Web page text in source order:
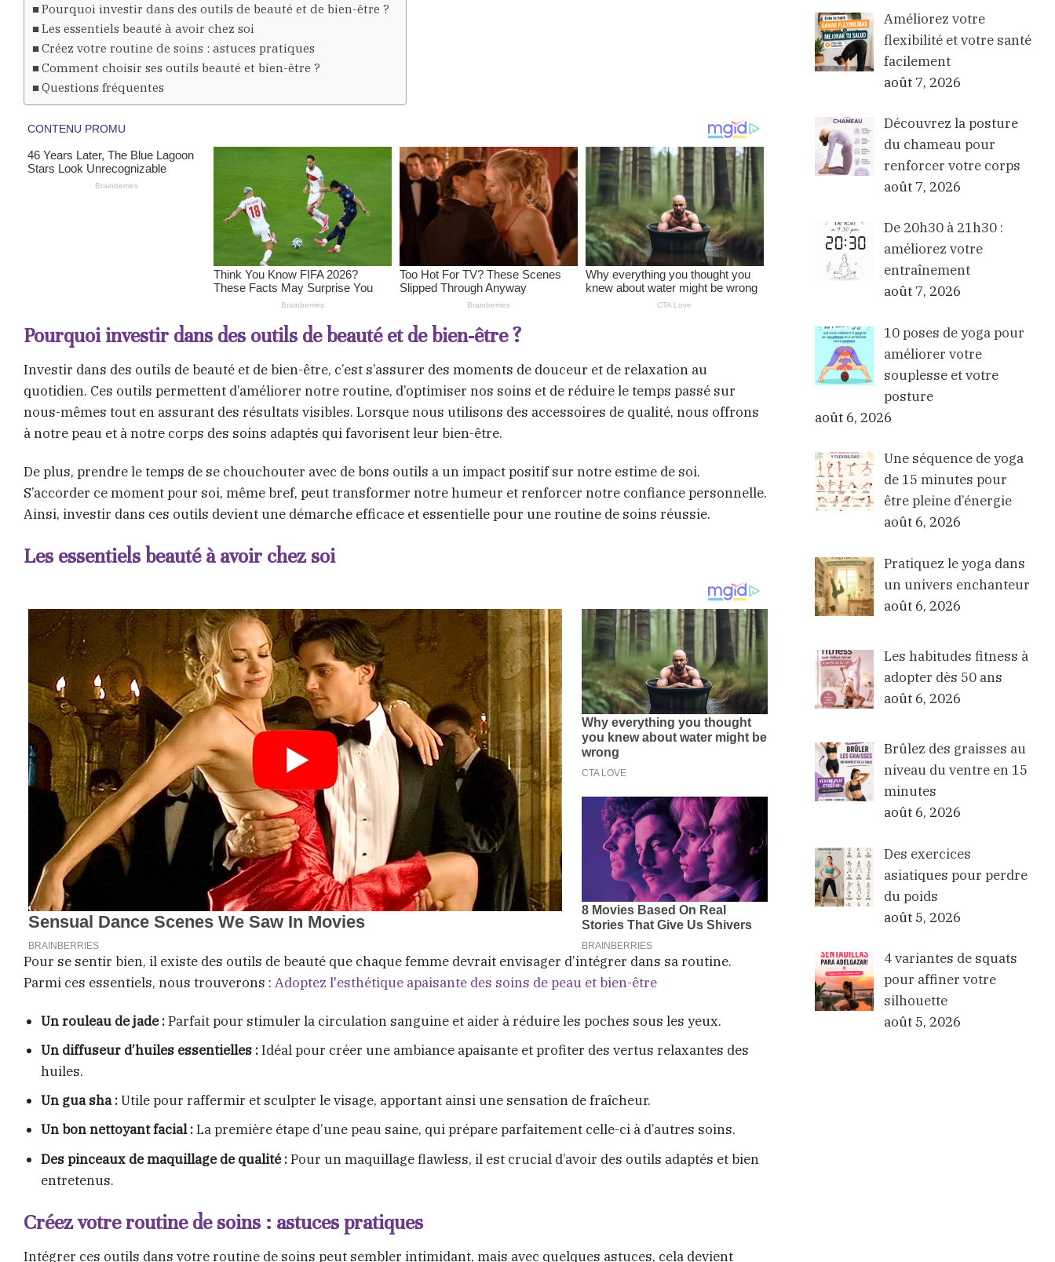
Pourquoi investir dans des outils de beauté et de bien-être ?
Les essentiels beauté à avoir chez soi
Créez votre routine de soins : astuces pratiques
Comment choisir ses outils beauté et bien-être ?
Questions fréquentes
Pourquoi investir dans des outils de beauté et de bien-être ?
Investir dans des outils de beauté et de bien-être, c’est s’assurer des moments de douceur et de relaxation au
quotidien. Ces outils permettent d’améliorer notre routine, d’optimiser nos soins et de réduire le temps passé sur
nous-mêmes tout en assurant des résultats visibles. Lorsque nous utilisons des accessoires de qualité, nous offrons
à notre peau et à notre corps des soins adaptés qui favorisent leur bien-être.
De plus, prendre le temps de se chouchouter avec de bons outils a un impact positif sur notre estime de soi.
S’accorder ce moment pour soi, même bref, peut transformer notre humeur et renforcer notre confiance personnelle.
Ainsi, investir dans ces outils devient une démarche efficace et essentielle pour une routine de soins réussie.
Les essentiels beauté à avoir chez soi
Pour se sentir bien, il existe des outils de beauté que chaque femme devrait envisager d’intégrer dans sa routine.
Parmi ces essentiels, nous trouverons : Adoptez l'esthétique apaisante des soins de peau et bien-être
Un rouleau de jade :Parfait pour stimuler la circulation sanguine et aider à réduire les poches sous les yeux.
Un diffuseur d’huiles essentielles :Idéal pour créer une ambiance apaisante et profiter des vertus relaxantes des
huiles.
Un gua sha :Utile pour raffermir et sculpter le visage, apportant ainsi une sensation de fraîcheur.
Un bon nettoyant facial :La première étape d’une peau saine, qui prépare parfaitement celle-ci à d’autres soins.
Des pinceaux de maquillage de qualité :Pour un maquillage flawless, il est crucial d’avoir des outils adaptés et bien
entretenus.
Créez votre routine de soins : astuces pratiques
Intégrer ces outils dans votre routine de soins peut sembler intimidant, mais avec quelques astuces, cela devient
Améliorez votre
flexibilité et votre santé
facilement
août 7, 2026
Découvrez la posture
du chameau pour
renforcer votre corps
août 7, 2026
De 20h30 à 21h30 :
améliorez votre
entraînement
août 7, 2026
10 poses de yoga pour
améliorer votre
souplesse et votre
posture
août 6, 2026
Une séquence de yoga
de 15 minutes pour
être pleine d’énergie
août 6, 2026
Pratiquez le yoga dans
un univers enchanteur
août 6, 2026
Les habitudes fitness à
adopter dès 50 ans
août 6, 2026
Brûlez des graisses au
niveau du ventre en 15
minutes
août 6, 2026
Des exercices
asiatiques pour perdre
du poids
août 5, 2026
4 variantes de squats
pour affiner votre
silhouette
août 5, 2026